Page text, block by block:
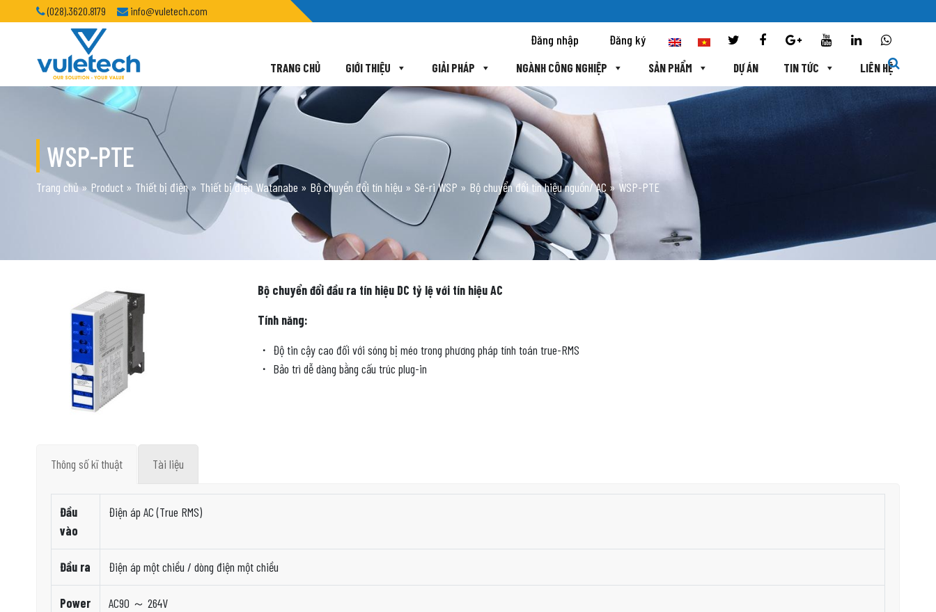
(028).3620.8179 info@vuletech.com
Đăng nhập Đăng ký
TRANG CHỦ GIỚI THIỆU GIẢI PHÁP NGÀNH CÔNG NGHIỆP SẢN PHẨM DỰ ÁN TIN TỨC LIÊN HỆ
WSP-PTE
Trang chủ» Product » Thiết bị điện» Thiết bị điện Watanabe » Bộ chuyển đổi tín hiệu » Sê-ri WSP » Bộ chuyển đổi tín hiệu nguồn/ AC »WSP-PTE
Bộ chuyển đổi đầu ra tín hiệu DC tỷ lệ với tín hiệu AC
Tính năng:
・ Độ tin cậy cao đối với sóng bị méo trong phương pháp tính toán true-RMS
・ Bảo trì dễ dàng bằng cấu trúc plug-in
Thông số kĩ thuật Tài liệu
Đầu
vào
Điện áp AC (True RMS)
Đầu ra Điện áp một chiều / dòng điện một chiều
Power
AC90 ～ 264V